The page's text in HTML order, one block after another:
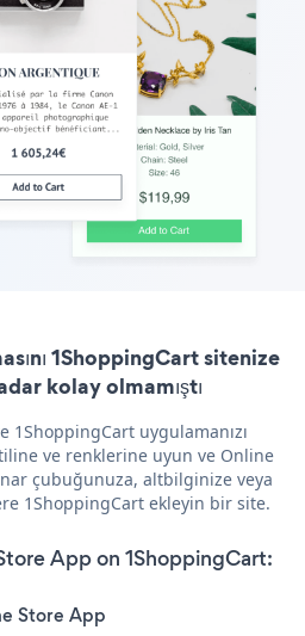
1ShoppingCart sitenize
kolay olmamıştı
uygulamanızı
ve renklerine uyun ve Online
çubuğunuza, altbilginize veya
1ShoppingCart ekleyin bir site.
App on 1ShoppingCart:
Store App